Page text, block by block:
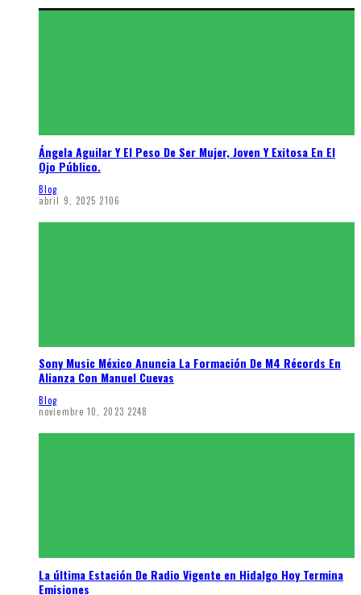
Ángela Aguilar Y El Peso De Ser Mujer, Joven Y Exitosa En El
Ojo Público.
Blog
abril 9, 2025 2106
Sony Music México Anuncia La Formación De M4 Récords En
Alianza Con Manuel Cuevas
Blog
noviembre 10, 2023 2248
La última Estación De Radio Vigente en Hidalgo Hoy Termina
Emisiones